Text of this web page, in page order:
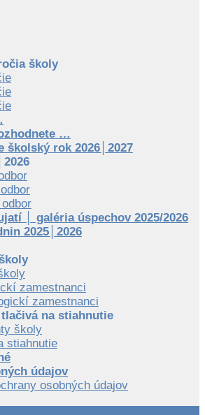
školy
…
školský rok 2026│2027
│ galéria úspechov 2025/2026
2025│2026
zamestnanci
zamestnanci
na stiahnutie
školy
stiahnutie
údajov
osobných údajov